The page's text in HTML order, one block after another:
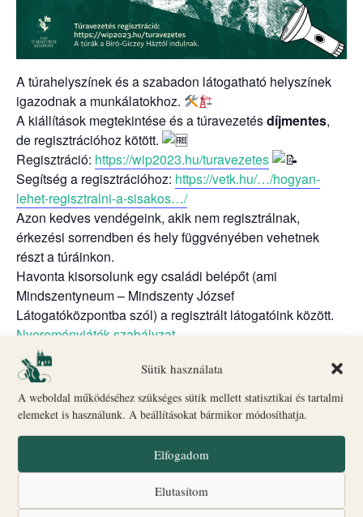
Sütik használata
A weboldal működéséhez szükséges sütik mellett statisztikai és tartalmi
elemeket is használunk. A beállításokat bármikor módosíthatja.
Elfogadom
Elutasítom
A túrahelyszínek és a szabadon látogatható helyszínek
igazodnak a munkálatokhoz.
A kiállítások megtekintése és a túravezetésdíjmentes,
de regisztrációhoz kötött.
Regisztráció: https://wip2023.hu/turavezetes
Segítség a regisztrációhoz: https://vetk.hu/…/hogyan-
lehet-regisztralni-a-sisakos…/
Azon kedves vendégeink, akik nem regisztrálnak,
érkezési sorrendben és hely függvényében vehetnek
részt a túráinkon.
Havonta kisorsolunk egy családi belépőt (ami
Mindszentyneum – Mindszenty József
Látogatóközpontba szól) a regisztrált látogatóink között.
Nyereményjáték szabályzat
Biró-Giczey Ház kiállításai (szombat, vasárnap: 10:00-
18:00)
Nem káptalan a fejemkiállítás – segíts megfejteni a
rejtvényt a papnövendéknek
Régészeti kiállítás – a 17. századi női papucs titkai
Kanonoki lakosztály – mit ábrázolnak és milyen
történetet rejtenek a gyönyörű freskók?
A kanonoki ház kertje – csend és nyugalom.